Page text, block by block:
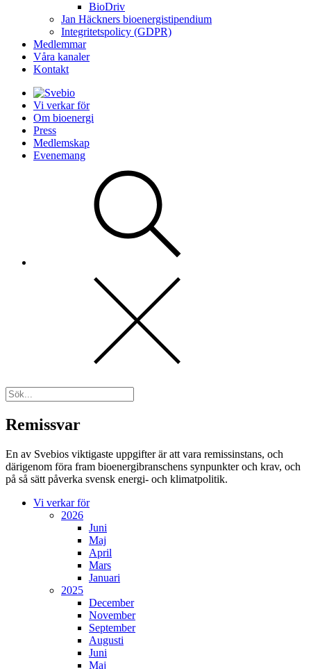
BioDriv
Jan Häckners bioenergistipendium
Integritetspolicy (GDPR)
Medlemmar
Våra kanaler
Kontakt
Vi verkar för
Om bioenergi
Press
Medlemskap
Evenemang
Remissvar
En av Svebios viktigaste uppgifter är att vara remissinstans, och
därigenom föra fram bioenergibranschens synpunkter och krav, och
på så sätt påverka svensk energi- och klimatpolitik.
Vi verkar för
2026
Juni
Maj
April
Mars
Januari
2025
December
November
September
Augusti
Juni
Maj